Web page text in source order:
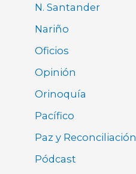
N. Santander
Nariño
Oficios
Opinión
Orinoquía
Pacífico
Paz y Reconciliación
Pódcast